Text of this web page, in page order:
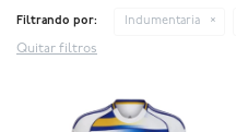
Filtrando por: Indumentaria
Quitar filtros